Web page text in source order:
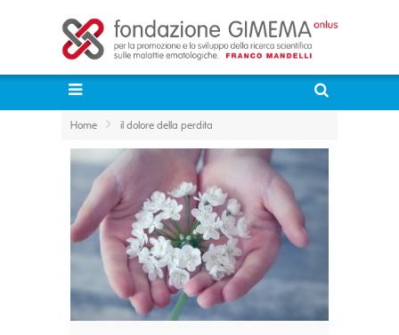
Home il dolore della perdita